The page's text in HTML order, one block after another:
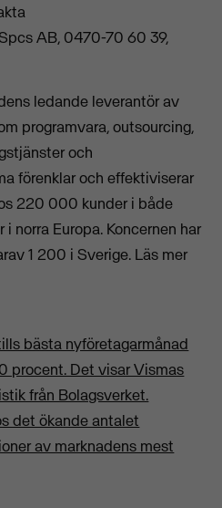
AB, 0470-70 60 39,
ledande leverantör av
programvara, outsourcing,
och
förenklar och effektiviserar
220 000 kunder i både
norra Europa. Koncernen har
1 200 i Sverige. Läs mer
bästa nyföretagarmånad
procent. Det visar Vismas
från Bolagsverket.
det ökande antalet
av marknadens mest